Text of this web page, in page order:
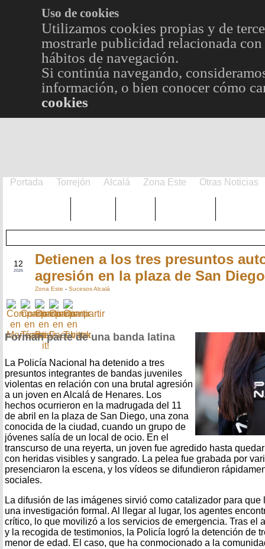
Uso de cookies
Utilizamos cookies propias y de
mostrarle publicidad relacionada
hábitos de navegación.
Si continúa navegando,
información, o bien conocer cómo
cookies
Portada Torrejón Alcalá Zona Este Otras Noticias
12
2026
Detienen a los tres presuntos
agresión en la plaza de San Diego
Zona Este - Sucesos Alcalá
Forman parte de una banda latina
La Policía Nacional ha detenido a tres
presuntos integrantes de bandas juveniles
violentas en relación con una brutal agresión
a un joven en Alcalá de Henares. Los
hechos ocurrieron en la madrugada del 11
de abril en la plaza de San Diego, una zona
conocida de la ciudad, cuando un grupo de
jóvenes salía de un local de ocio. En el
transcurso de una reyerta, un joven fue agredido hasta
con heridas visibles y sangrado. La pelea fue grabada por
presenciaron la escena, y los vídeos se difundieron
sociales.
La difusión de las imágenes sirvió como catalizador para
una investigación formal. Al llegar al lugar, los agentes
crítico, lo que movilizó a los servicios de emergencia. Tras el
y la recogida de testimonios, la Policía logró la detención de
menor de edad. El caso, que ha conmocionado a la